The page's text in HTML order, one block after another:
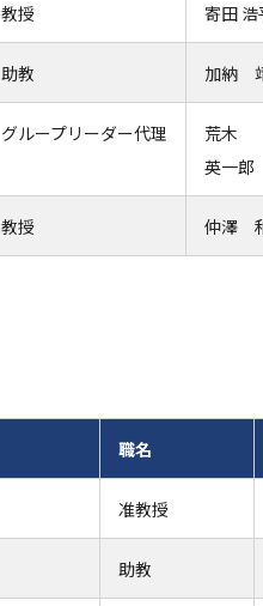
教授 寄田 浩
助教 加納
グループリーダー代理
荒木
英一郎
教授 仲澤
職名
准教授
助教